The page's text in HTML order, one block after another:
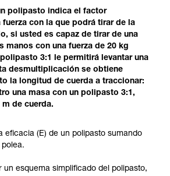
polipasto indica el factor
con la que podrá tirar de la
si usted es capaz de tirar de una
manos con una fuerza de 20 kg
3:1 le permitirá levantar una
desmultiplicación se obtiene
la longitud de cuerda a traccionar:
una masa con un polipasto 3:1,
de cuerda.
eficacia (E) de un polipasto sumando
un esquema simplificado del polipasto,